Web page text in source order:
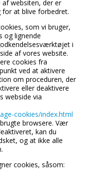
websiten, der er
for at blive forbedret.
som vi bruger,
og lignende
i
af vores website.
cookies fra
ved at aktivere
om proceduren, der
eller deaktivere
webside via
cookies/index.html
browsere. Vær
kan du
og at ikke alle
cookies, såsom: